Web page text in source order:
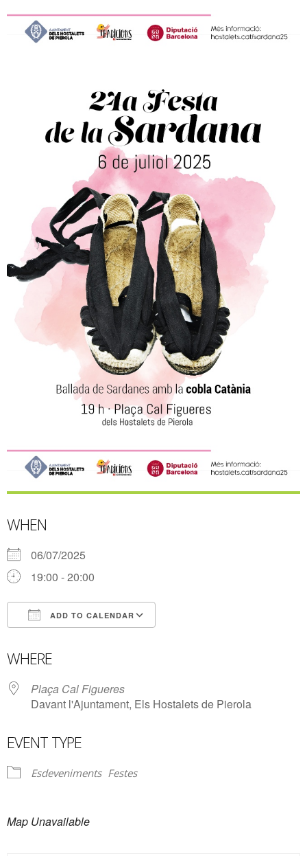
WHEN
06/07/2025
19:00 - 20:00
ADD TO CALENDAR
WHERE
Plaça Cal Figueres
Davant l'Ajuntament, Els Hostalets de Pierola
EVENT TYPE
Esdeveniments Festes
Map Unavailable